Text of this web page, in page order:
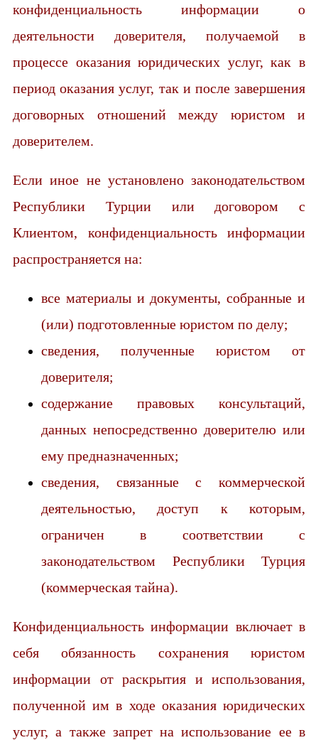
конфиденциальность информации о
деятельности доверителя, получаемой в
процессе оказания юридических услуг, как в
период оказания услуг, так и после завершения
договорных отношений между юристом и
доверителем.
Если иное не установлено законодательством
Республики Турции или договором с
Клиентом, конфиденциальность информации
распространяется на:
все материалы и документы, собранные и
(или) подготовленные юристом по делу;
сведения, полученные юристом от
доверителя;
содержание правовых консультаций,
данных непосредственно доверителю или
ему предназначенных;
сведения, связанные с коммерческой
деятельностью, доступ к которым,
ограничен в соответствии с
законодательством Республики Турция
(коммерческая тайна).
Конфиденциальность информации включает в
себя обязанность сохранения юристом
информации от раскрытия и использования,
полученной им в ходе оказания юридических
услуг, а также запрет на использование ее в